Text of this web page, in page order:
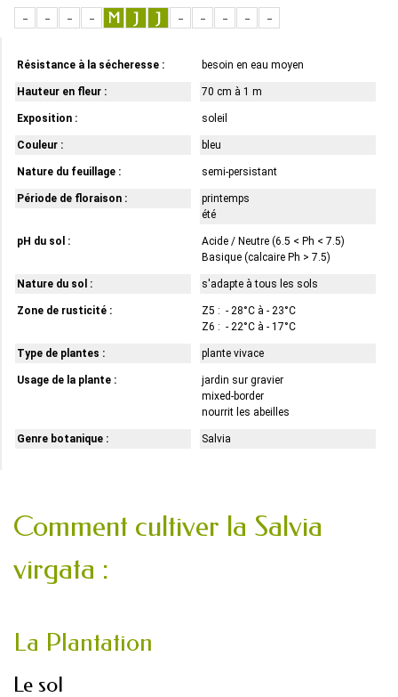
-
- - - M J J - - - - -
Résistance à la sécheresse : besoin en eau moyen
Hauteur en fleur : 70 cm à 1 m
Exposition : soleil
Couleur : bleu
Nature du feuillage : semi-persistant
Période de floraison :
printemps
été
pH du sol :
Acide / Neutre (6.5 < Ph < 7.5)
Basique (calcaire Ph > 7.5)
Nature du sol : s'adapte à tous les sols
Zone de rusticité :
Z5 : - 28°C à - 23°C
Z6 : - 22°C à - 17°C
Type de plantes : plante vivace
Usage de la plante :
jardin sur gravier
mixed-border
nourrit les abeilles
Genre botanique : Salvia
Comment cultiver la Salvia
virgata :
La Plantation
Le sol